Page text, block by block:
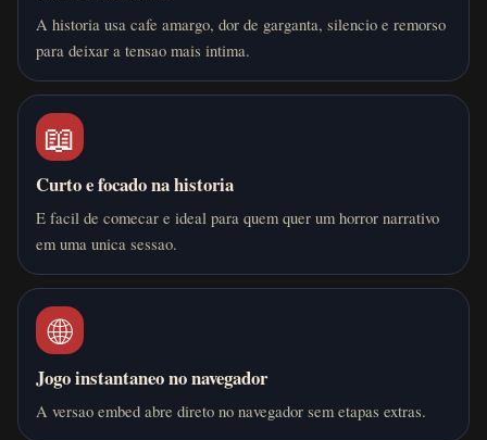
A historia usa cafe amargo, dor de garganta, silencio e remorso
para deixar a tensao mais intima.
📖
Curto e focado na historia
E facil de comecar e ideal para quem quer um horror narrativo
em uma unica sessao.
🌐
Jogo instantaneo no navegador
A versao embed abre direto no navegador sem etapas extras.